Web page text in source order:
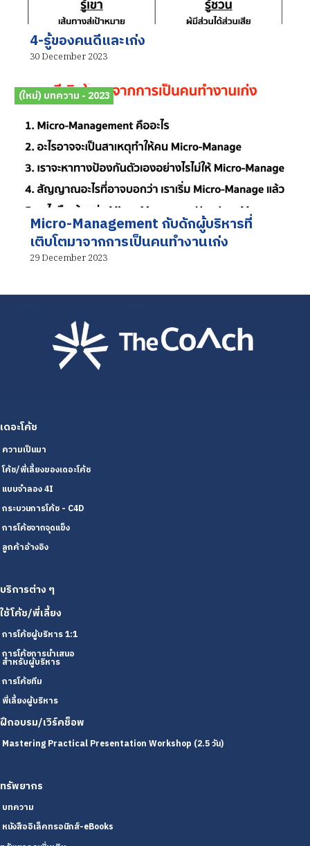
4-รู้ของคนดีและเก่ง
30 December 2023
(ใหม่) บทความ - 2023
Micro-Management กับดักผู้บริหารที่
เติบโตมาจากการเป็นคนทำงานเก่ง
29 December 2023
เดอะโค้ช
ความเป็นมา
โค้ช/พี่เลี้ยงของเดอะโค้ช
แบบจำลอง 4I
กระบวนการโค้ช - C4D
การโค้ชจากจุดแข็ง
ลูกค้าอ้างอิง
บริการต่าง ๆ
ใช้โค้ช/พี่เลี้ยง
การโค้ชผู้บริหาร 1:1
การโค้ชการนำเสนอ
สำหรับผู้บริหาร
การโค้ชทีม
พี่เลี้ยงผู้บริหาร
ฝึกอบรม/เวิร์คช็อพ
Mastering Practical Presentation Workshop (2.5 วัน)
ทรัพยากร
บทความ
หนังสืออิเล็คทรอนิกส์-eBooks